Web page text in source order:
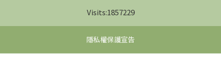
Visits:1857229
隱私權保護宣告